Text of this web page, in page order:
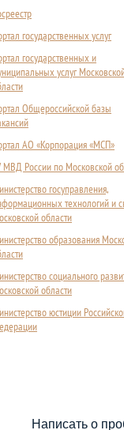
государственных услуг
государственных и
услуг
Общероссийской базы
АО «Корпорация «МСП»
МВД России по Московской
госуправления,
технологий и
области
образования
социального
области
юстиции
выплаты
Написать о